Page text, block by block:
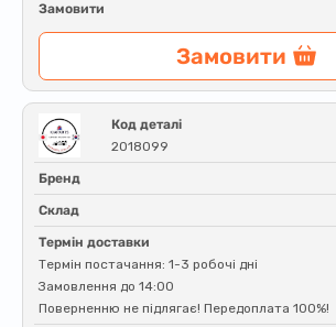
Замовити
Замовити
Код деталі
2018099
Бренд
Склад
Термін доставки
Термін постачання: 1-3 робочі дні
Замовлення до 14:00
Поверненню не підлягає! Передоплата 100%!